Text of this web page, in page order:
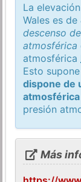
La
Wales es de
descenso
atmosférica
atmosférica
Esto
dispone de
presión
Más